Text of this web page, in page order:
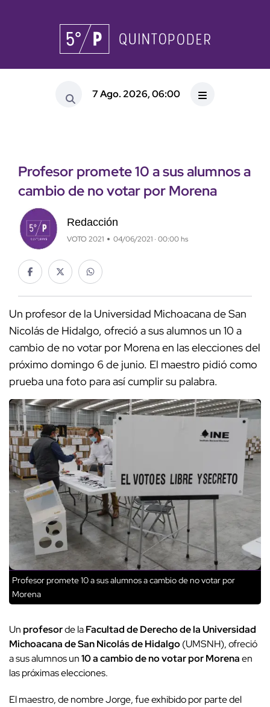
7 Ago. 2026, 06:00
Profesor promete 10 a sus alumnos a
cambio de no votar por Morena
Redacción
VOTO 2021 04/06/2021 · 00:00 hs
Un profesor de la Universidad Michoacana de San
Nicolás de Hidalgo, ofreció a sus alumnos un 10 a
cambio de no votar por Morena en las elecciones del
próximo domingo 6 de junio. El maestro pidió como
prueba una foto para así cumplir su palabra.
Profesor promete 10 a sus alumnos a cambio de no votar por
Morena
Unprofesorde laFacultad de Derecho de la Universidad
Michoacana de San Nicolás de Hidalgo(UMSNH), ofreció
a sus alumnos un10 a cambio de no votar por Morenaen
las próximas elecciones.
El maestro, de nombre Jorge, fue exhibido por parte del